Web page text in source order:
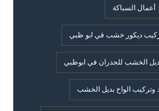
أعمال السباكة
ديكور خشب في ابو ظبي
الخشب للجدران في ابوظبي
وتركيب الواح بديل الخشب